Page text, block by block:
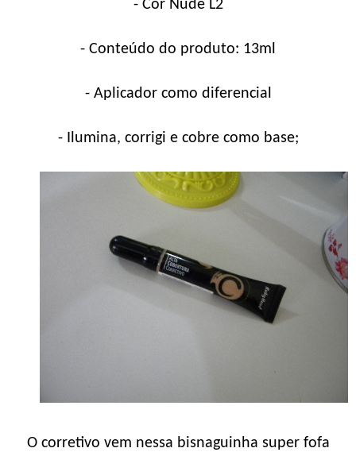
- Cor Nude L2
- Conteúdo do produto: 13ml
- Aplicador como diferencial
- Ilumina, corrigi e cobre como base;
O corretivo vem nessa bisnaguinha super fofa